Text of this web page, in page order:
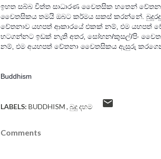
ඉහත සබ්බ චිත්ත සාධාරණ චෛතසික හතෙන්
චෛතසිකය තමයි ඔබට කර්මය සකස් කරන්නේ.
චේතනාව යහපත් ආකාරයේ එකක් නම්, එම යහපත්
හටගන්නට ඉඩක් නැති අතර, සෝභන/කුසල්/පිං
නම්, එම අයහපත් චේතනා චෛතසිකය ඇසුරු
Buddhism
LABELS: BUDDHISM බුදු දහම
Comments